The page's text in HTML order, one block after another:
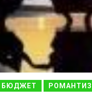
БЮДЖЕТ